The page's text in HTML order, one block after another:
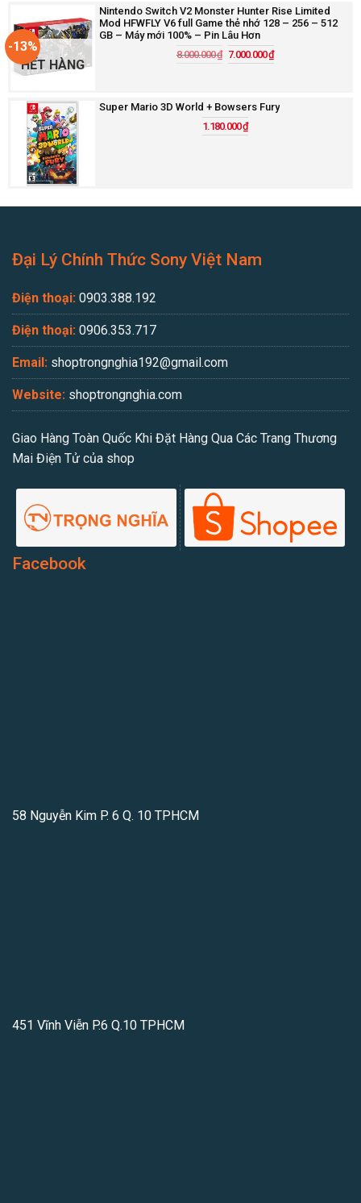
-13%
HẾT HÀNG
Nintendo Switch V2 Monster Hunter Rise Limited
Mod HFWFLY V6 full Game thẻ nhớ 128 – 256 – 512
GB – Máy mới 100% – Pin Lâu Hơn
8.000.000₫ 7.000.000₫
Super Mario 3D World + Bowsers Fury
1.180.000₫
Đại Lý Chính Thức Sony Việt Nam
Điện thoại: 0903.388.192
Điện thoại: 0906.353.717
Email: shoptrongnghia192@gmail.com
Website: shoptrongnghia.com
Giao Hàng Toàn Quốc Khi Đặt Hàng Qua Các Trang Thương
Mai Điện Tử của shop
Facebook
58 Nguyễn Kim P. 6 Q. 10 TPHCM
451 Vĩnh Viễn P.6 Q.10 TPHCM